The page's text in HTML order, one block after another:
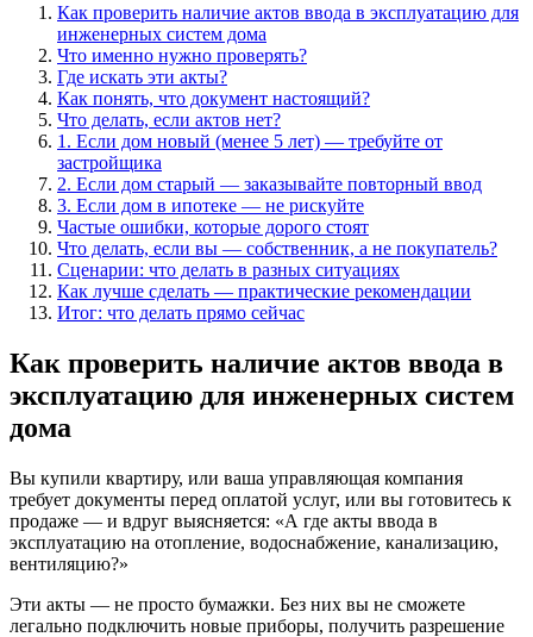
Как проверить наличие актов ввода в эксплуатацию для
инженерных систем дома
Что именно нужно проверять?
Где искать эти акты?
Как понять, что документ настоящий?
Что делать, если актов нет?
1. Если дом новый (менее 5 лет) — требуйте от
застройщика
2. Если дом старый — заказывайте повторный ввод
3. Если дом в ипотеке — не рискуйте
Частые ошибки, которые дорого стоят
Что делать, если вы — собственник, а не покупатель?
Сценарии: что делать в разных ситуациях
Как лучше сделать — практические рекомендации
Итог: что делать прямо сейчас
Как проверить наличие актов ввода в
эксплуатацию для инженерных систем
дома
Вы купили квартиру, или ваша управляющая компания
требует документы перед оплатой услуг, или вы готовитесь к
продаже — и вдруг выясняется: «А где акты ввода в
эксплуатацию на отопление, водоснабжение, канализацию,
вентиляцию?»
Эти акты — не просто бумажки. Без них вы не сможете
легально подключить новые приборы, получить разрешение